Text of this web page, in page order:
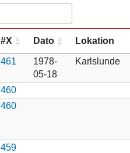
#X Dato Lokation
461
1978-
05-18
Karlslunde
460
460
459